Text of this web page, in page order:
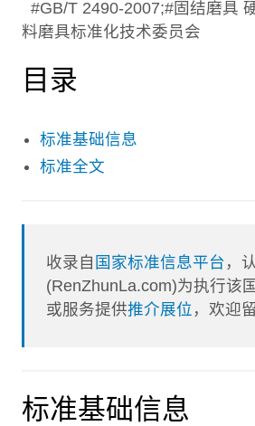
#GB/T 2490-2007;#固结磨具
料磨具标准化技术委员会
目录
标准基础信息
标准全文
收录自 国家标准信息平台 ，
(RenZhunLa.com)为执行该
或服务提供推介展位 ，欢迎
标准基础信息